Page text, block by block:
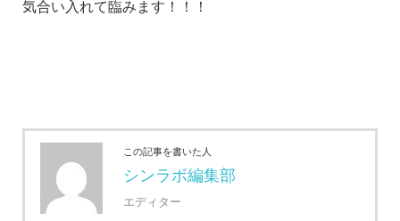
気合い入れて臨みます！！！
この記事を書いた人
シンラボ編集部
エディター